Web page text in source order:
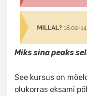
Miks sina peaks
See kursus on
olukorras eksami